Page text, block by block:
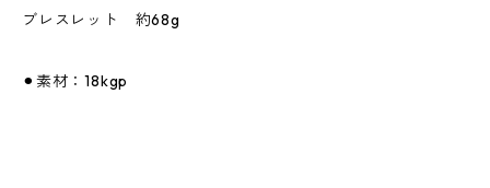
ブレスレット 約68g
⚫︎素材：18kgp